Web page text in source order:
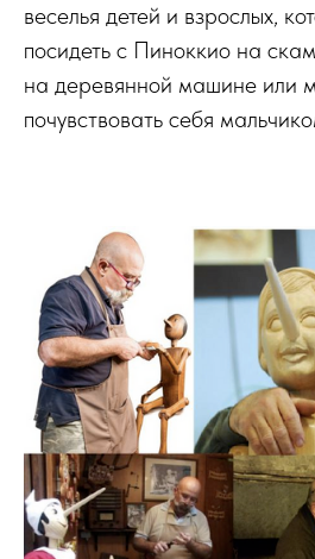
веселья детей и взрослых,
посидеть с Пиноккио на
на деревянной машине или
почувствовать себя